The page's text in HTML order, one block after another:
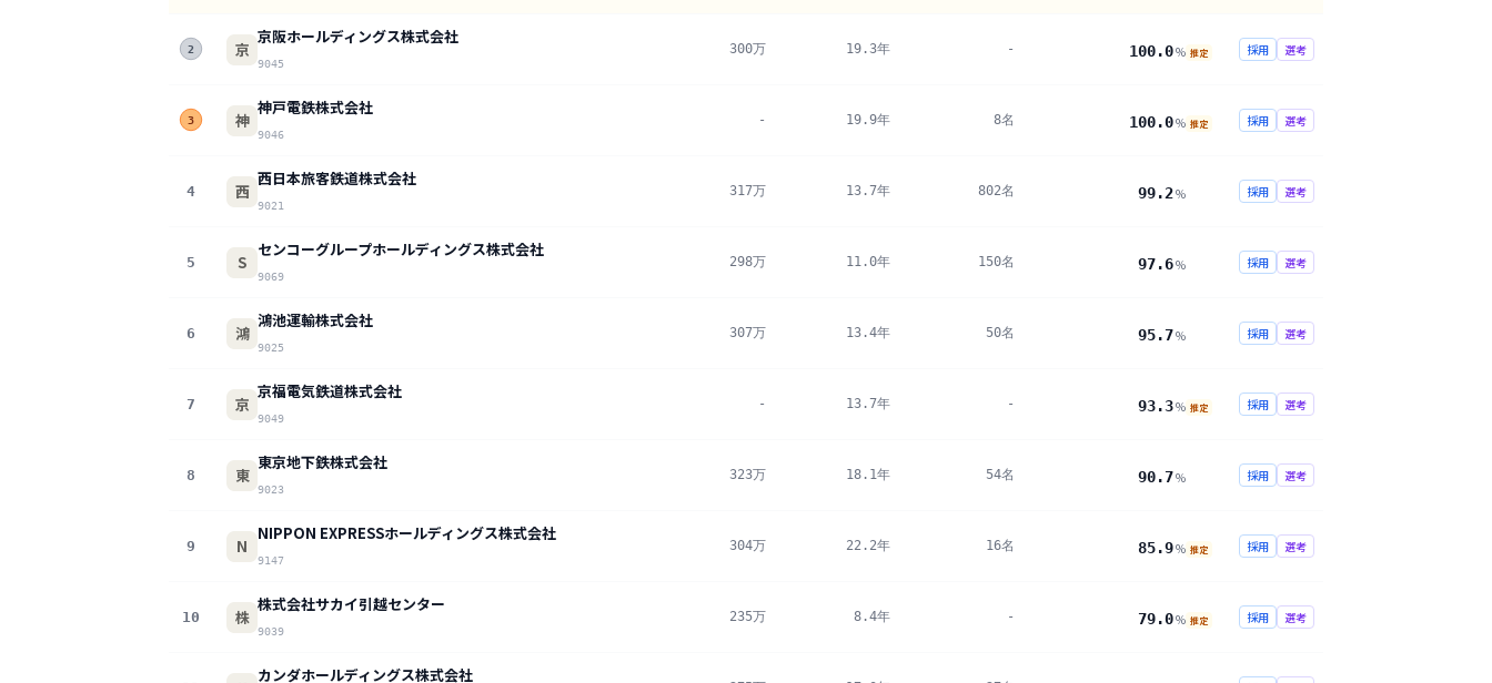
2 京
京阪ホールディングス株式会社
9045
300万 19.3年 - 100.0% 推定 採用 選考
3 神
神戸電鉄株式会社
9046
- 19.9年 8名 100.0% 推定 採用 選考
4 西
西日本旅客鉄道株式会社
9021
317万 13.7年 802名 99.2% 採用 選考
5 S
センコーグループホールディングス株式会社
9069
298万 11.0年 150名 97.6% 採用 選考
6 鴻
鴻池運輸株式会社
9025
307万 13.4年 50名 95.7% 採用 選考
7 京
京福電気鉄道株式会社
9049
- 13.7年 - 93.3% 推定 採用 選考
8 東
東京地下鉄株式会社
9023
323万 18.1年 54名 90.7% 採用 選考
9 N
NIPPON EXPRESSホールディングス株式会社
9147
304万 22.2年 16名 85.9% 推定 採用 選考
10 株
株式会社サカイ引越センター
9039
235万 8.4年 - 79.0% 推定 採用 選考
カンダホールディングス株式会社